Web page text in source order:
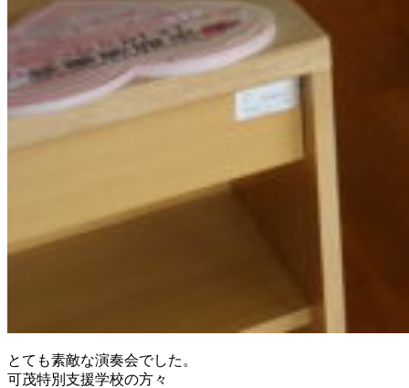
とても素敵な演奏会でした。
可茂特別支援学校の方々